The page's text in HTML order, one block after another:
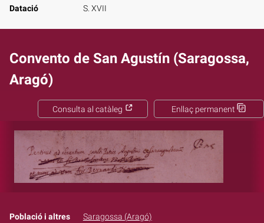
Datació
S. XVII
Convento de San Agustín (Saragossa,
Aragó)
Enllaç permanent
Consulta al catàleg
Població i altres
Saragossa (Aragó)